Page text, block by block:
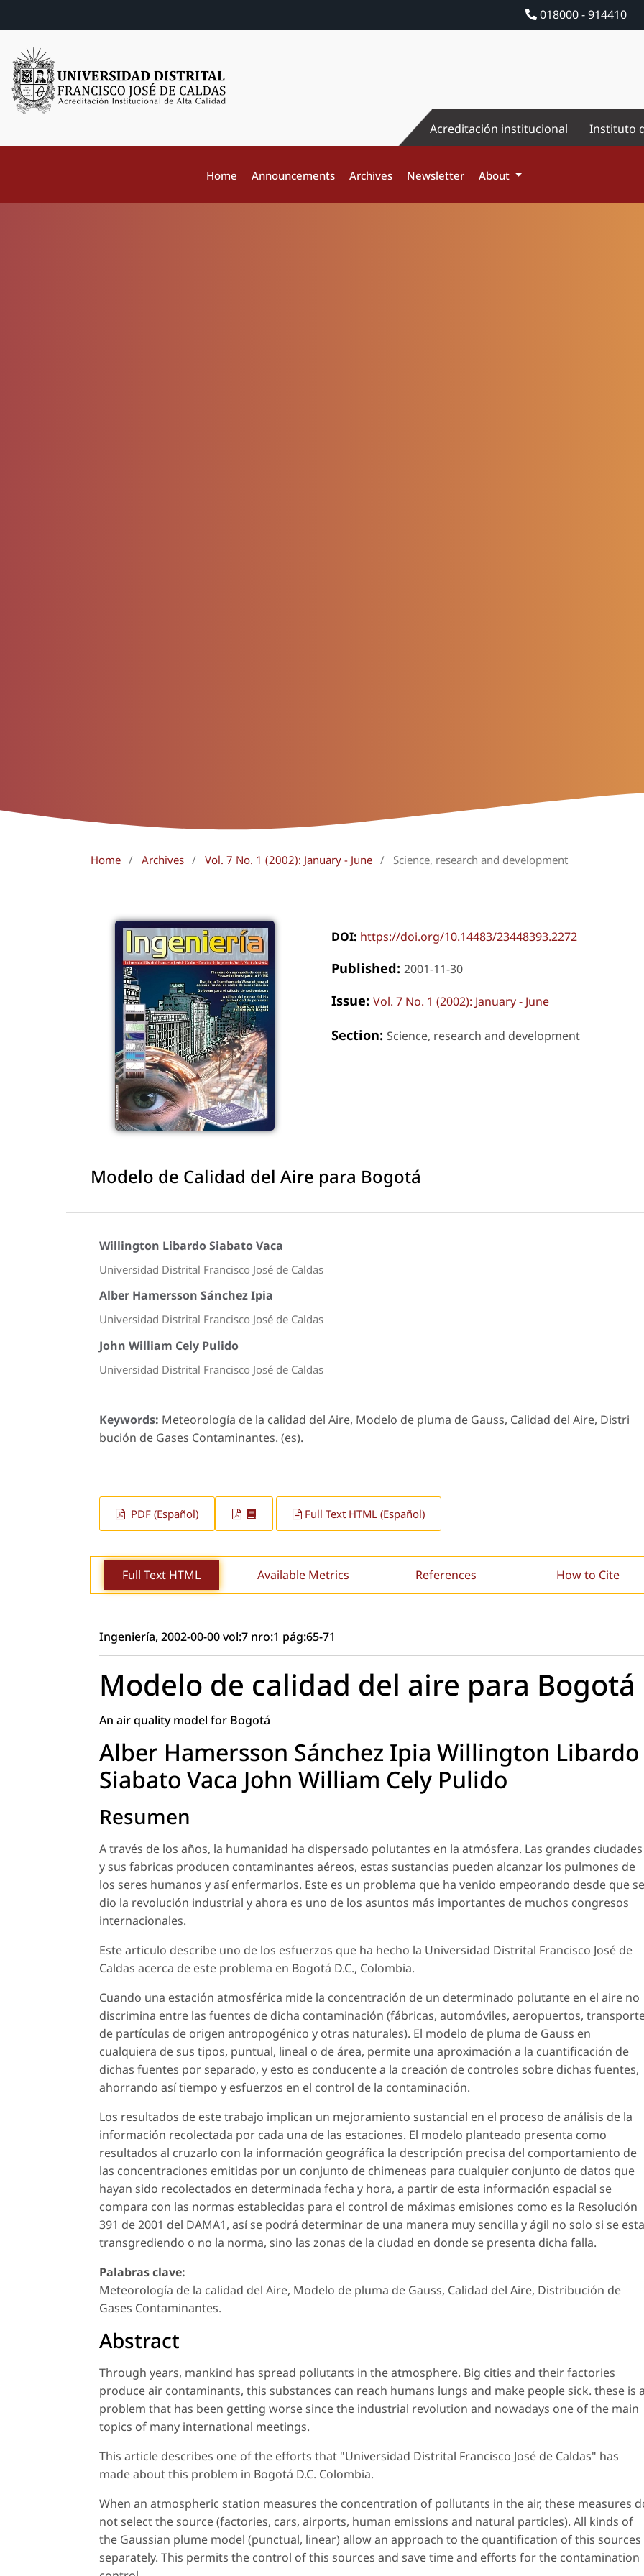
018000 - 914410
Acreditación institucional Instituto
Home Announcements Archives Newsletter About
Home / Archives / Vol. 7 No. 1 (2002): January - June / Science, research and development
DOI: https://doi.org/10.14483/23448393.2272
Published: 2001-11-30
Issue: Vol. 7 No. 1 (2002): January - June
Section: Science, research and development
Modelo de Calidad del Aire para Bogotá
Willington Libardo Siabato Vaca
Universidad Distrital Francisco José de Caldas
Alber Hamersson Sánchez Ipia
Universidad Distrital Francisco José de Caldas
John William Cely Pulido
Universidad Distrital Francisco José de Caldas
Keywords: Meteorología de la calidad del Aire, Modelo de pluma de Gauss, Calidad del Aire, Distri
bución de Gases Contaminantes. (es).
PDF (Español) Full Text HTML (Español)
Full Text HTML Available Metrics References How to Cite
Ingeniería, 2002-00-00 vol:7 nro:1 pág:65-71
Modelo de calidad del aire para Bogotá
An air quality model for Bogotá
Alber Hamersson Sánchez Ipia Willington Libardo
Siabato Vaca John William Cely Pulido
Resumen
A través de los años, la humanidad ha dispersado polutantes en la atmósfera. Las grandes ciudades
y sus fabricas producen contaminantes aéreos, estas sustancias pueden alcanzar los pulmones de
los seres humanos y así enfermarlos. Este es un problema que ha venido empeorando desde que se
dio la revolución industrial y ahora es uno de los asuntos más importantes de muchos congresos
internacionales.
Este articulo describe uno de los esfuerzos que ha hecho la Universidad Distrital Francisco José de
Caldas acerca de este problema en Bogotá D.C., Colombia.
Cuando una estación atmosférica mide la concentración de un determinado polutante en el aire no
discrimina entre las fuentes de dicha contaminación (fábricas, automóviles, aeropuertos,
de partículas de origen antropogénico y otras naturales). El modelo de pluma de Gauss en
cualquiera de sus tipos, puntual, lineal o de área, permite una aproximación a la cuantificación de
dichas fuentes por separado, y esto es conducente a la creación de controles sobre dichas fuentes,
ahorrando así tiempo y esfuerzos en el control de la contaminación.
Los resultados de este trabajo implican un mejoramiento sustancial en el proceso de análisis de la
información recolectada por cada una de las estaciones. El modelo planteado presenta como
resultados al cruzarlo con la información geográfica la descripción precisa del comportamiento de
las concentraciones emitidas por un conjunto de chimeneas para cualquier conjunto de datos que
hayan sido recolectados en determinada fecha y hora, a partir de esta información espacial se
compara con las normas establecidas para el control de máximas emisiones como es la Resolución
391 de 2001 del DAMA1, así se podrá determinar de una manera muy sencilla y ágil no solo si se esta
transgrediendo o no la norma, sino las zonas de la ciudad en donde se presenta dicha falla.
Palabras clave:
Meteorología de la calidad del Aire, Modelo de pluma de Gauss, Calidad del Aire, Distribución de
Gases Contaminantes.
Abstract
Through years, mankind has spread pollutants in the atmosphere. Big cities and their factories
produce air contaminants, this substances can reach humans lungs and make people sick. these is
problem that has been getting worse since the industrial revolution and nowadays one of the main
topics of many international meetings.
This article describes one of the efforts that "Universidad Distrital Francisco José de Caldas" has
made about this problem in Bogotá D.C. Colombia.
When an atmospheric station measures the concentration of pollutants in the air, these measures
not select the source (factories, cars, airports, human emissions and natural particles). All kinds of
the Gaussian plume model (punctual, linear) allow an approach to the quantification of this sources
separately. This permits the control of this sources and save time and efforts for the contamination